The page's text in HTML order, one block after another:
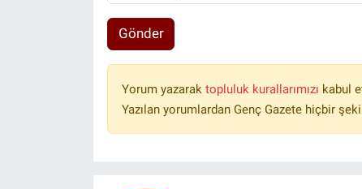
Gönder
Yorum yazarak topluluk kurallarımızı kabul
Yazılan yorumlardan Genç Gazete hiçbir